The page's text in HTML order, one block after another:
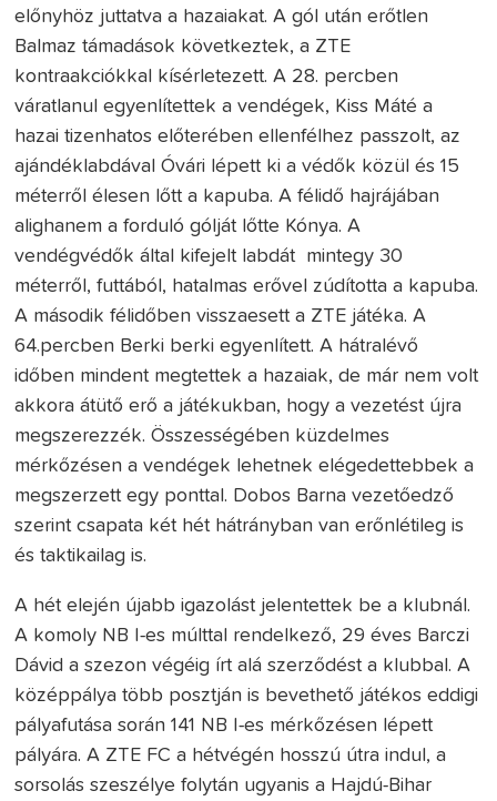
előnyhöz juttatva a hazaiakat. A gól után erőtlen
Balmaz támadások következtek, a ZTE
kontraakciókkal kísérletezett. A 28. percben
váratlanul egyenlítettek a vendégek, Kiss Máté a
hazai tizenhatos előterében ellenfélhez passzolt, az
ajándéklabdával Óvári lépett ki a védők közül és 15
méterről élesen lőtt a kapuba. A félidő hajrájában
alighanem a forduló gólját lőtte Kónya. A
vendégvédők által kifejelt labdát mintegy 30
méterről, futtából, hatalmas erővel zúdította a kapuba.
A második félidőben visszaesett a ZTE játéka. A
64.percben Berki berki egyenlített. A hátralévő
időben mindent megtettek a hazaiak, de már nem volt
akkora átütő erő a játékukban, hogy a vezetést újra
megszerezzék. Összességében küzdelmes
mérkőzésen a vendégek lehetnek elégedettebbek a
megszerzett egy ponttal. Dobos Barna vezetőedző
szerint csapata két hét hátrányban van erőnlétileg is
és taktikailag is.
A hét elején újabb igazolást jelentettek be a klubnál.
A komoly NB I-es múlttal rendelkező, 29 éves Barczi
Dávid a szezon végéig írt alá szerződést a klubbal. A
középpálya több posztján is bevethető játékos eddigi
pályafutása során 141 NB I-es mérkőzésen lépett
pályára. A ZTE FC a hétvégén hosszú útra indul, a
sorsolás szeszélye folytán ugyanis a Hajdú-Bihar